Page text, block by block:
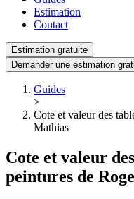
Estimation
Contact
Estimation gratuite
Demander une estimation
Guides
>
Cote et valeur des
Mathias
Cote et valeur
peintures de